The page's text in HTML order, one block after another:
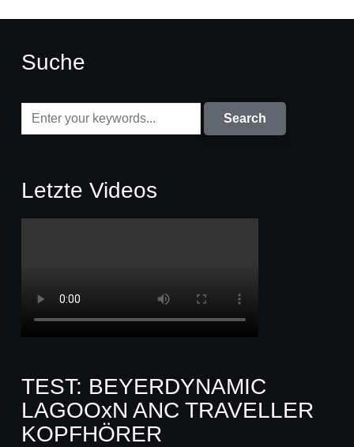
Suche
Letzte Videos
TEST: BEYERDYNAMIC
LAGOOxN ANC TRAVELLER
KOPFHÖRER